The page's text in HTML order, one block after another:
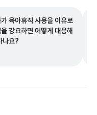
육아휴직 사용을 이유로
강요하면 어떻게 대응해
나요?